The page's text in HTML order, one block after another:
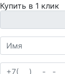
Купить в 1 клик